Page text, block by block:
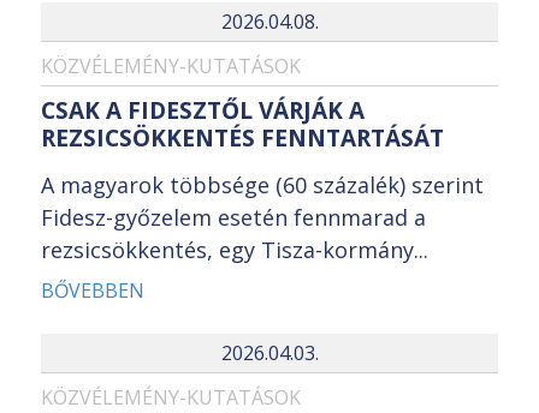
2026.04.08.
KÖZVÉLEMÉNY-KUTATÁSOK
CSAK A FIDESZTŐL VÁRJÁK A
REZSICSÖKKENTÉS FENNTARTÁSÁT
A magyarok többsége (60 százalék) szerint
Fidesz-győzelem esetén fennmarad a
rezsicsökkentés, egy Tisza-kormány...
BŐVEBBEN
2026.04.03.
KÖZVÉLEMÉNY-KUTATÁSOK